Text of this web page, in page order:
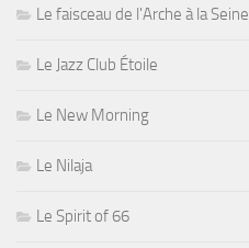
Le faisceau de l'Arche à la Seine
Le Jazz Club Étoile
Le New Morning
Le Nilaja
Le Spirit of 66